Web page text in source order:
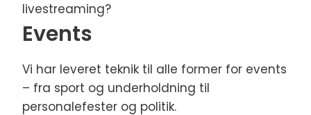
livestreaming?
Events
Vi har leveret teknik til alle former for events
– fra sport og underholdning til
personalefester og politik.